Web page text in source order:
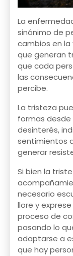
La
sinónimo de
cambios en la
que generan
que cada
las
percibe.
La tristeza
formas desde
desinterés,
sentimientos
generar
Si bien la
necesario
llore y
proceso de
pasando lo
adaptarse a
que hay